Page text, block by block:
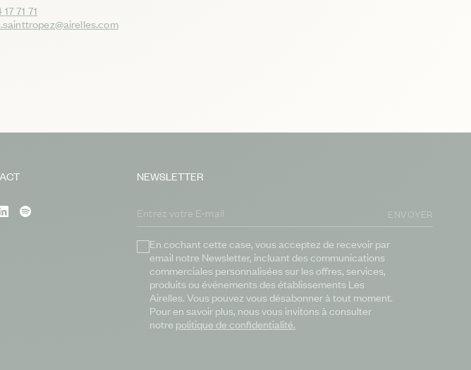
71 71
NEWSLETTER
ENVOYER
En cochant cette case, vous acceptez de recevoir par
email notre Newsletter, incluant des communications
commerciales personnalisées sur les offres, services,
produits ou événements des établissements Les
Airelles. Vous pouvez vous désabonner à tout moment.
Pour en savoir plus, nous vous invitons à consulter
notre politique de confidentialité.